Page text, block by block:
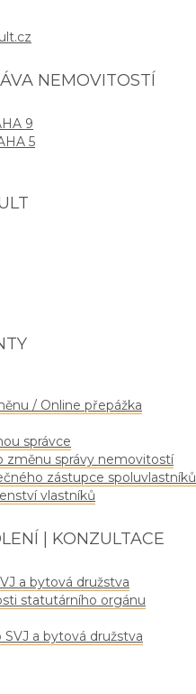
NEMOVITOSTÍ
9
5
/ Online přepážka
správce
změnu správy nemovitostí
zástupce spoluvlastníků
vlastníků
| KONZULTACE
a bytová družstva
statutárního orgánu
SVJ a bytová družstva